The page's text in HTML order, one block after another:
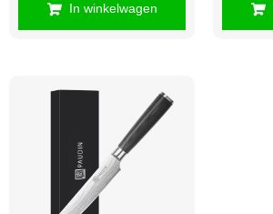
In winkelwagen